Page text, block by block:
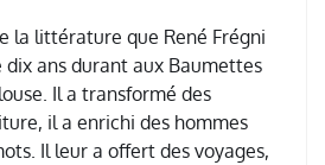
la littérature que René Frégni
dix ans durant aux Baumettes
Il a transformé des
il a enrichi des hommes
Il leur a offert des voyages,